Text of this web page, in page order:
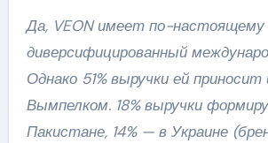
Да, VEON имеет по-настоящему
диверсифицированный
Однако 51% выручки ей приносит
Вымпелком. 18% выручки
Пакистане, 14% — в Украине